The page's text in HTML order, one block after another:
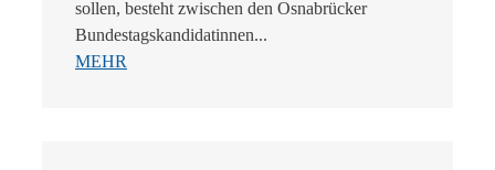
sollen, besteht zwischen den Osnabrücker
Bundestagskandidatinnen...
MEHR